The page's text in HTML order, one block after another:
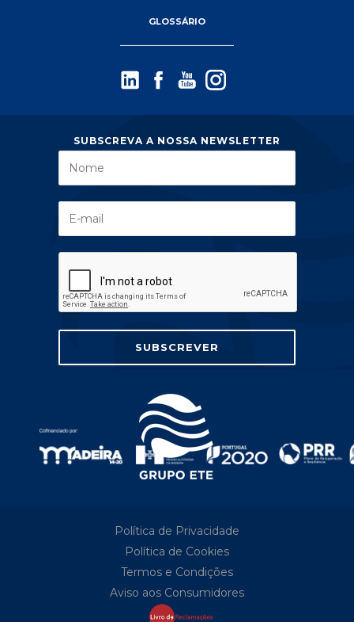
GLOSSÁRIO
SUBSCREVA A NOSSA NEWSLETTER
Política de Privacidade
Política de Cookies
Termos e Condições
Aviso aos Consumidores